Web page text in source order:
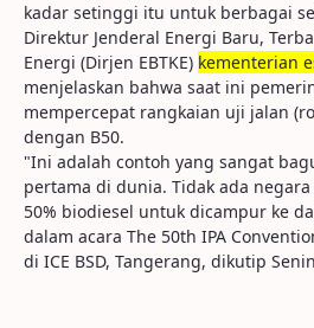
kadar setinggi itu untuk berbagai
Direktur Jenderal Energi Baru,
Energi (Dirjen EBTKE) kementerian
menjelaskan bahwa saat ini
mempercepat rangkaian uji jalan
dengan B50.
"Ini adalah contoh yang sangat
pertama di dunia. Tidak ada
50% biodiesel untuk dicampur ke
dalam acara The 50th IPA
di ICE BSD, Tangerang, dikutip